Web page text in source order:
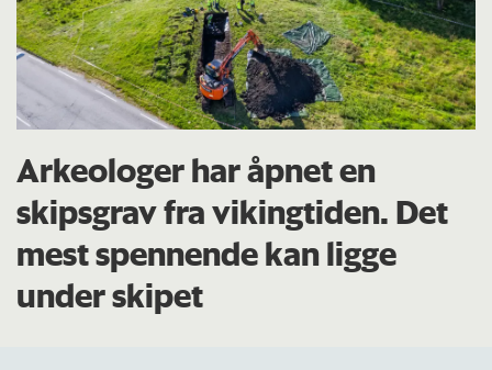
Arkeologer har åpnet en
skipsgrav fra vikingtiden. Det
mest spennende kan ligge
under skipet